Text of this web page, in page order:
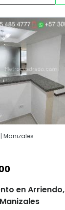
| Manizales
en Arriendo,
Manizales